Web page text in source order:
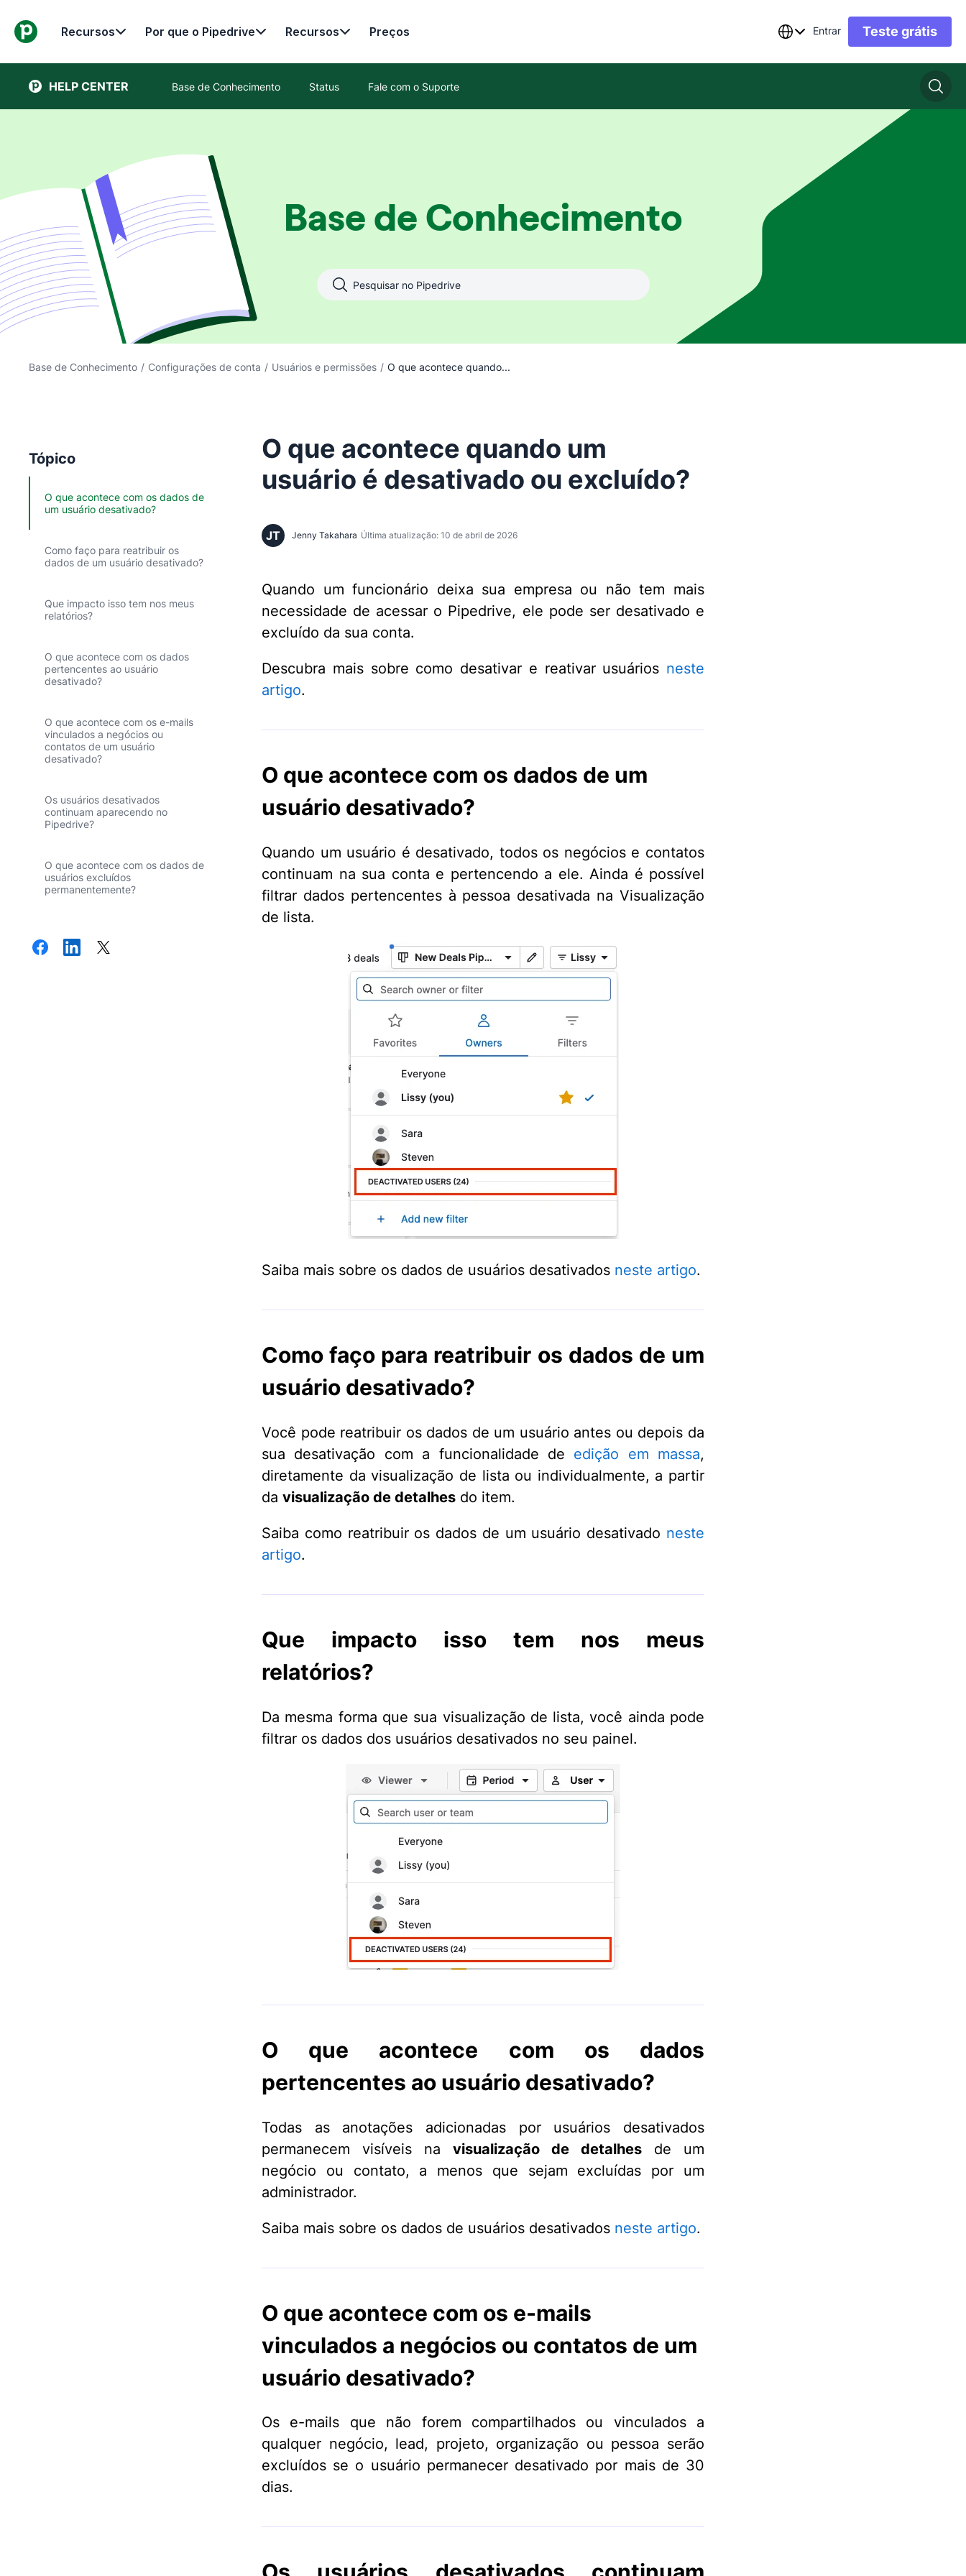
Recursos Por que o Pipedrive Recursos Preços Entrar Teste grátis
HELP CENTER Base de Conhecimento Status Fale com o Suporte
Base de Conhecimento
Base de Conhecimento / Configurações de conta / Usuários e permissões / O que acontece quando...
Tópico
O que acontece com os dados de
um usuário desativado?
Como faço para reatribuir os
dados de um usuário desativado?
Que impacto isso tem nos meus
relatórios?
O que acontece com os dados
pertencentes ao usuário
desativado?
O que acontece com os e-mails
vinculados a negócios ou
contatos de um usuário
desativado?
Os usuários desativados
continuam aparecendo no
Pipedrive?
O que acontece com os dados de
usuários excluídos
permanentemente?
O que acontece quando um
usuário é desativado ou excluído?
JT Jenny Takahara Última atualização: 10 de abril de 2026
Quando um funcionário deixa sua empresa ou não tem mais
necessidade de acessar o Pipedrive, ele pode ser desativado e
excluído da sua conta.
Descubra mais sobre como desativar e reativar usuários neste
artigo.
O que acontece com os dados de um
usuário desativado?
Quando um usuário é desativado, todos os negócios e contatos
continuam na sua conta e pertencendo a ele. Ainda é possível
filtrar dados pertencentes à pessoa desativada na Visualização
de lista.
Saiba mais sobre os dados de usuários desativados neste artigo.
Como faço para reatribuir os dados de um
usuário desativado?
Você pode reatribuir os dados de um usuário antes ou depois da
sua desativação com a funcionalidade de edição em massa,
diretamente da visualização de lista ou individualmente, a partir
da visualização de detalhes do item.
Saiba como reatribuir os dados de um usuário desativado neste
artigo.
Que impacto isso tem nos meus
relatórios?
Da mesma forma que sua visualização de lista, você ainda pode
filtrar os dados dos usuários desativados no seu painel.
O que acontece com os dados
pertencentes ao usuário desativado?
Todas as anotações adicionadas por usuários desativados
permanecem visíveis na visualização de detalhes de um
negócio ou contato, a menos que sejam excluídas por um
administrador.
Saiba mais sobre os dados de usuários desativados neste artigo.
O que acontece com os e-mails
vinculados a negócios ou contatos de um
usuário desativado?
Os e-mails que não forem compartilhados ou vinculados a
qualquer negócio, lead, projeto, organização ou pessoa serão
excluídos se o usuário permanecer desativado por mais de 30
dias.